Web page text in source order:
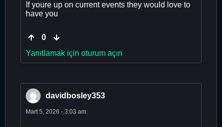
If youre up on current events they would love to
have you
0
Yanıtlamak için oturum açın
davidbosley353
Mart 5, 2026 - 3:03 am